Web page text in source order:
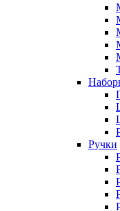
Ручки